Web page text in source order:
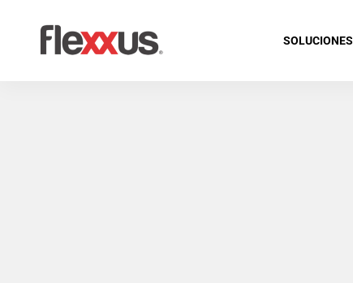
SOLUCIONES